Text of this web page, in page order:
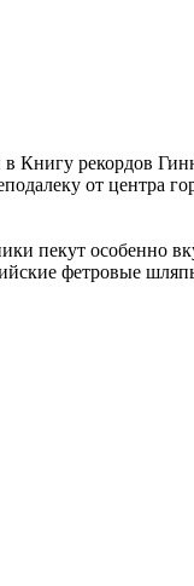
рекордов
от центра
пекут особенно
фетровые